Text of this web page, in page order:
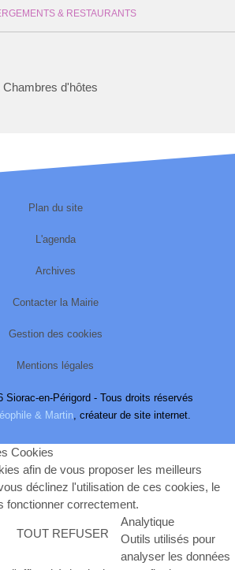
& RESTAURANTS
d'hôtes
Plan du site
L'agenda
Archives
Contacter la Mairie
Gestion des cookies
Mentions légales
Siorac-en-Périgord - Tous droits réservés
& Martin, créateur de site internet.
Cookies
afin de vous proposer les meilleurs
déclinez l'utilisation de ces cookies, le
fonctionner correctement.
TOUT REFUSER
Analytique
Outils utilisés pour
analyser les données